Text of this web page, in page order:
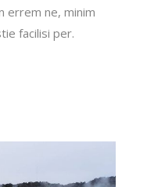
errem ne, minim
facilisi per.